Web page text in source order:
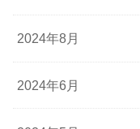
2024年8月
2024年6月